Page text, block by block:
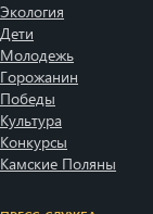
Экология
Дети
Молодежь
Горожанин
Победы
Культура
Конкурсы
Камские Поляны